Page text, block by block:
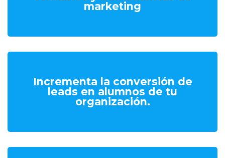
marketing
Incrementa la conversión de
leads en alumnos de tu
organización.